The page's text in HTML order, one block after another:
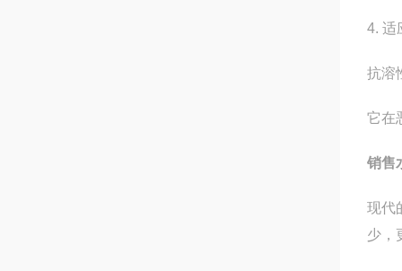
4. 适
抗溶
它在
销售
现代
少，